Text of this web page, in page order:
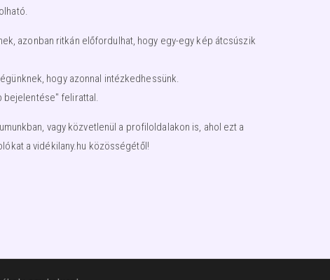
azonban ritkán előfordulhat, hogy egy-egy kép átcsúszik
hogy azonnal intézkedhessünk.
bejelentése" felirattal.
vagy közvetlenül a profiloldalakon is, ahol ezt a
a vidékilany.hu közösségétől!